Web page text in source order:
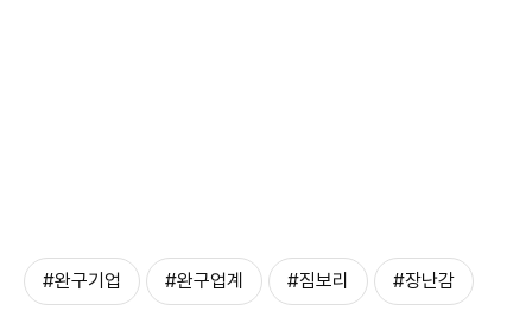
#완구기업 #완구업계 #짐보리 #장난감